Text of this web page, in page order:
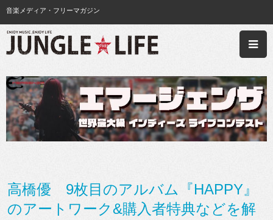
音楽メディア・フリーマガジン
高橋優 9枚目のアルバム『HAPPY』
のアートワーク&購入者特典などを解